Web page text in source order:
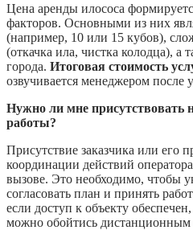
Цена аренды илососа
факторов. Основными из них
(например, 10 или 15 кубов),
(откачка ила, чистка колодца), а
города. Итоговая стоимость
озвучивается менеджером после
Нужно ли мне присутствовать
работы?
Присутствие заказчика или его
координации действий
вызове. Это необходимо, чтобы
согласовать план и принять
если доступ к объекту
можно обойтись дистанционным